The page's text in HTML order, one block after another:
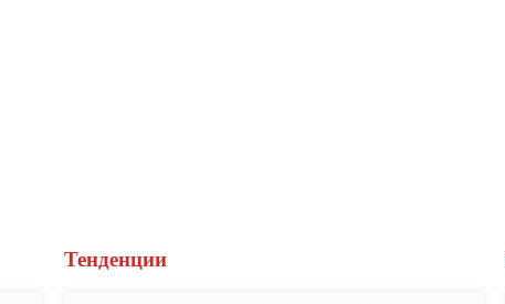
Тенденции